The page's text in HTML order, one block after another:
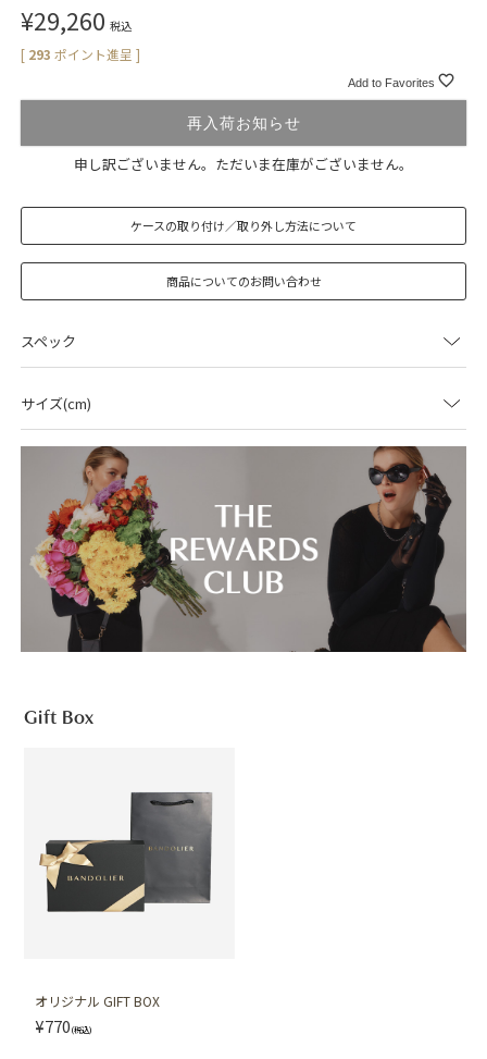
¥29,260 税込
[ 293 ポイント進呈 ]
Add to Favorites
再入荷お知らせ
申し訳ございません。ただいま在庫がございません。
ケースの取り付け／取り外し方法について
商品についてのお問い合わせ
スペック
サイズ(cm)
Gift Box
オリジナル GIFT BOX
¥770 (税込)